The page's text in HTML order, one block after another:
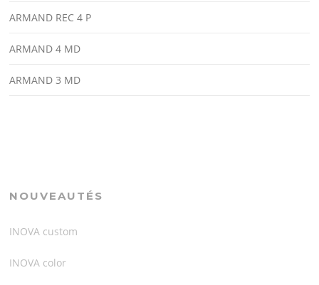
ARMAND REC 4 P
ARMAND 4 MD
ARMAND 3 MD
NOUVEAUTÉS
INOVA custom
INOVA color